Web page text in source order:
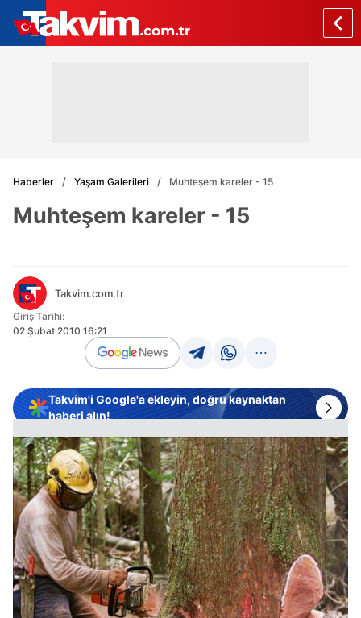
Haberler Yaşam Galerileri Muhteşem kareler - 15
Muhteşem kareler - 15
Takvim.com.tr
Giriş Tarihi:
02 Şubat 2010 16:21
Takvim'i Google'a ekleyin, doğru kaynaktan
haberi alın!